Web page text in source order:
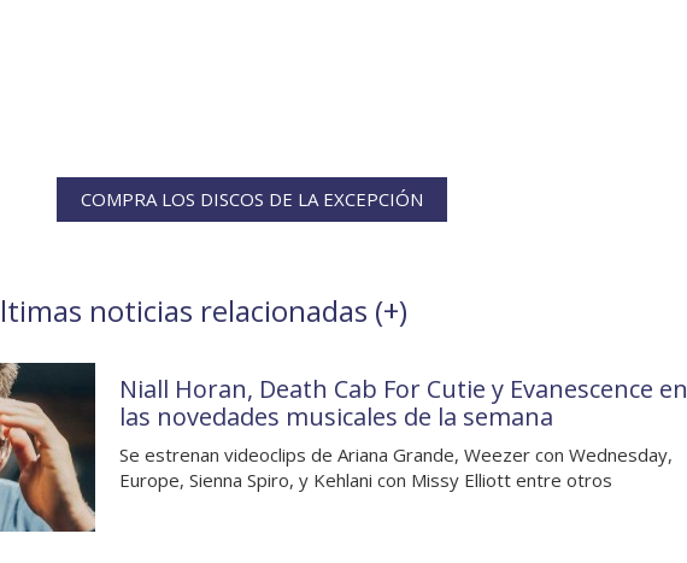
COMPRA LOS DISCOS DE LA EXCEPCIÓN
noticias relacionadas (+)
Niall Horan, Death Cab For Cutie y Evanescence en
las novedades musicales de la semana
Se estrenan videoclips de Ariana Grande, Weezer con Wednesday,
Europe, Sienna Spiro, y Kehlani con Missy Elliott entre otros